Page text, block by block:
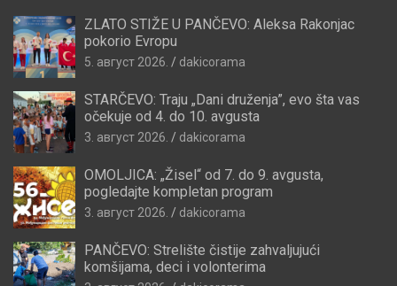
ZLATO STIŽE U PANČEVO: Aleksa Rakonjac
pokorio Evropu
5. август 2026. dakicorama
STARČEVO: Traju „Dani druženja”, evo šta vas
očekuje od 4. do 10. avgusta
3. август 2026. dakicorama
OMOLJICA: „Žisel“ od 7. do 9. avgusta,
pogledajte kompletan program
3. август 2026. dakicorama
PANČEVO: Strelište čistije zahvaljujući
komšijama, deci i volonterima